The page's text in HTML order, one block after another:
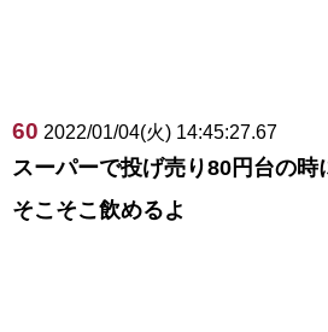
60 2022/01/04(火) 14:45:27.67
スーパーで投げ売り80円台の時
そこそこ飲めるよ